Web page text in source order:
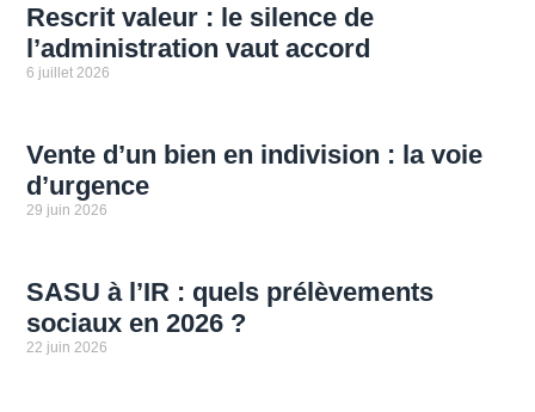
Rescrit valeur : le silence de
l’administration vaut accord
6 juillet 2026
Vente d’un bien en indivision : la voie
d’urgence
29 juin 2026
SASU à l’IR : quels prélèvements
sociaux en 2026 ?
22 juin 2026